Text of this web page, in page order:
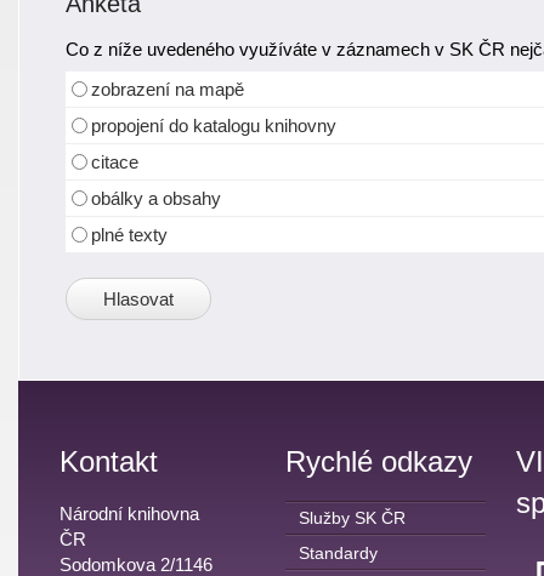
Co z níže uvedeného využíváte v záznamech v SK ČR
zobrazení na mapě
propojení do katalogu knihovny
citace
obálky a obsahy
plné texty
Kontakt
Národní knihovna
ČR
Sodomkova 2/1146
Rychlé odkazy
Služby SK ČR
Standardy